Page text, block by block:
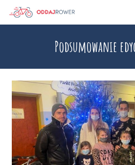
Podsumowanie